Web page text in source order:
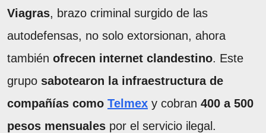
Viagras, brazo criminal surgido de las
autodefensas, no solo extorsionan, ahora
también ofrecen internet clandestino. Este
grupo sabotearon la infraestructura de
compañías como Telmex y cobran 400 a 500
pesos mensuales por el servicio ilegal.